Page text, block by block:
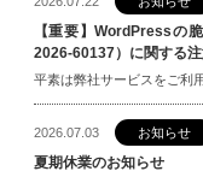
【重要】WordPressの
2026-60137）に関する
平素は弊社サービスをご利
2026.07.03 お知らせ
夏期休業のお知らせ